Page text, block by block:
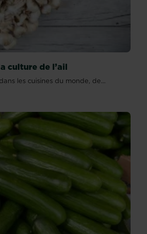
culture de l’ail
les cuisines du monde, de...
sur la culture de l’ail